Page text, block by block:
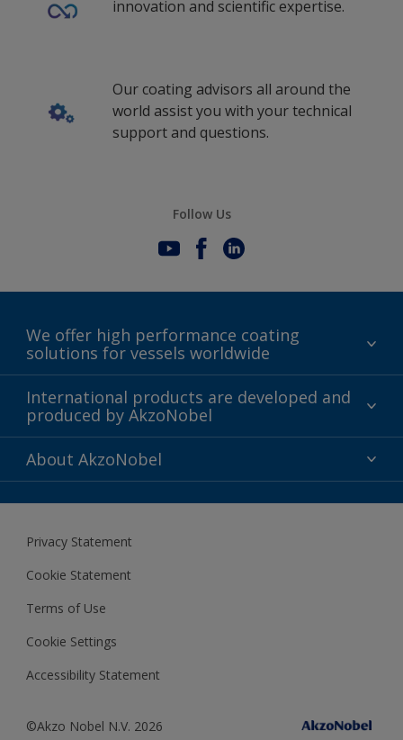
innovation and scientific expertise.
Our coating advisors all around the
world assist you with your technical
support and questions.
Follow Us
We offer high performance coating
solutions for vessels worldwide
Sustainability
History
International products are developed and
produced by AkzoNobel
Innovation
Definitions & Abbreviations
Modern Slavery Act
About AkzoNobel
Careers at AkzoNobel
Privacy Statement
Cookie Statement
Terms of Use
Cookie Settings
Accessibility Statement
©Akzo Nobel N.V. 2026